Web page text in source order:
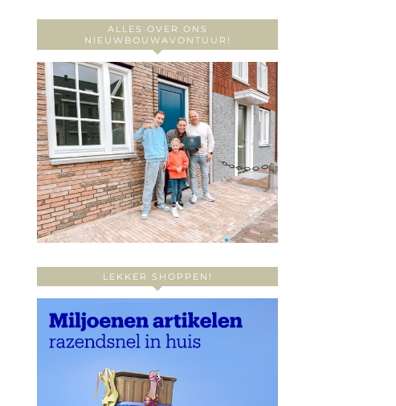
ALLES OVER ONS
NIEUWBOUWAVONTUUR!
LEKKER SHOPPEN!